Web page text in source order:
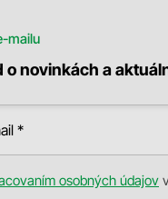
mailu
o novinkách a
*
osobných údajov